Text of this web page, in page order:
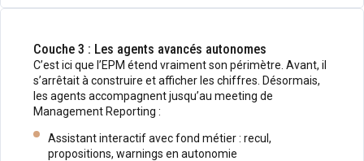
Couche 3 : Les agents avancés autonomes
C’est ici que l’EPM étend vraiment son périmètre. Avant, il
s’arrêtait à construire et afficher les chiffres. Désormais,
les agents accompagnent jusqu’au meeting de
Management Reporting :
Assistant interactif avec fond métier : recul,
propositions, warnings en autonomie